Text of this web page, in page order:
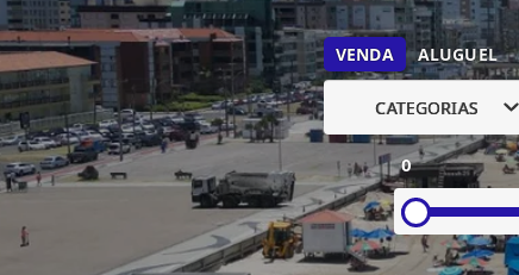
VENDA ALUGUEL
CATEGORIAS
0